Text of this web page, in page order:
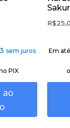
sem juros
PIX
ao
R$
Em